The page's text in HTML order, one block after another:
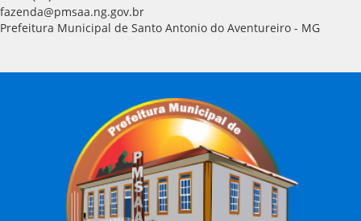
fazenda@pmsaa.ng.gov.br
Prefeitura Municipal de Santo Antonio do Aventureiro - MG